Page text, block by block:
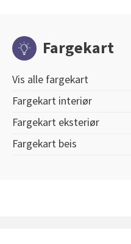
Fargekart
Vis alle fargekart
Fargekart interiør
Fargekart eksteriør
Fargekart beis